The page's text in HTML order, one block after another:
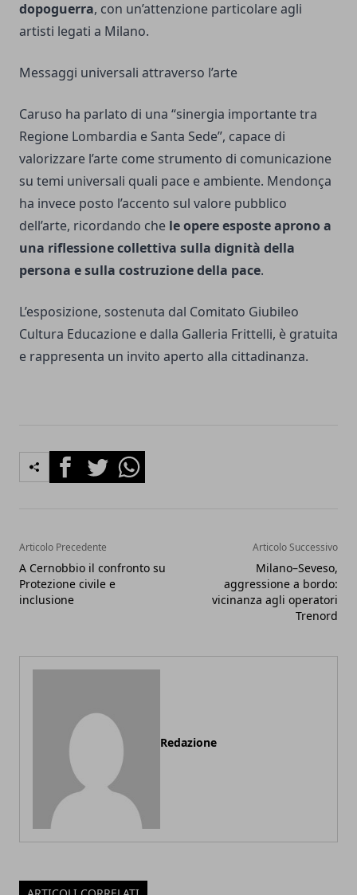
dopoguerra, con un’attenzione particolare agli
artisti legati a Milano.
Messaggi universali attraverso l’arte
Caruso ha parlato di una “sinergia importante tra
Regione Lombardia e Santa Sede”, capace di
valorizzare l’arte come strumento di comunicazione
su temi universali quali pace e ambiente. Mendonça
ha invece posto l’accento sul valore pubblico
dell’arte, ricordando che le opere esposte aprono a
una riflessione collettiva sulla dignità della
persona e sulla costruzione della pace.
L’esposizione, sostenuta dal Comitato Giubileo
Cultura Educazione e dalla Galleria Frittelli, è gratuita
e rappresenta un invito aperto alla cittadinanza.
FacebookTwitterWhatsapp
Articolo Precedente
A Cernobbio il confronto su
Protezione civile e
inclusione
Articolo Successivo
Milano–Seveso,
aggressione a bordo:
vicinanza agli operatori
Trenord
Redazione